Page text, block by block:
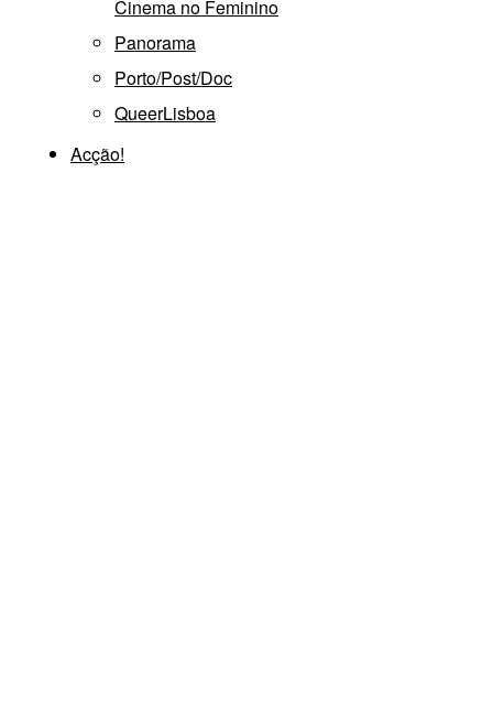
Cinema no Feminino
Panorama
Porto/Post/Doc
QueerLisboa
Acção!